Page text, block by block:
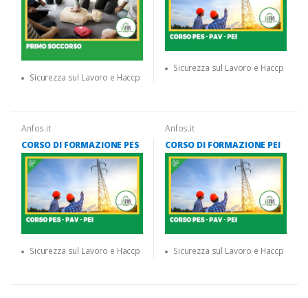
Sicurezza sul Lavoro e Haccp
Sicurezza sul Lavoro e Haccp
Anfos.it
CORSO DI FORMAZIONE PES
Sicurezza sul Lavoro e Haccp
Anfos.it
CORSO DI FORMAZIONE PEI
Sicurezza sul Lavoro e Haccp